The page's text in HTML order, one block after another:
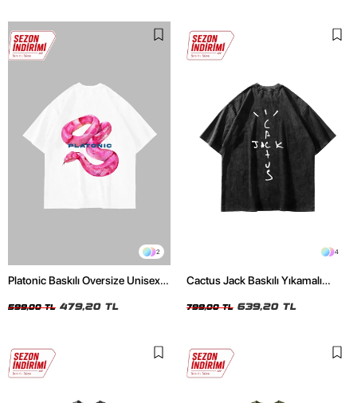
2
Platonic Baskılı Oversize Unisex
599,00 TL 479,20 TL
4
Cactus Jack Baskılı Yıkamalı
799,00 TL 639,20 TL